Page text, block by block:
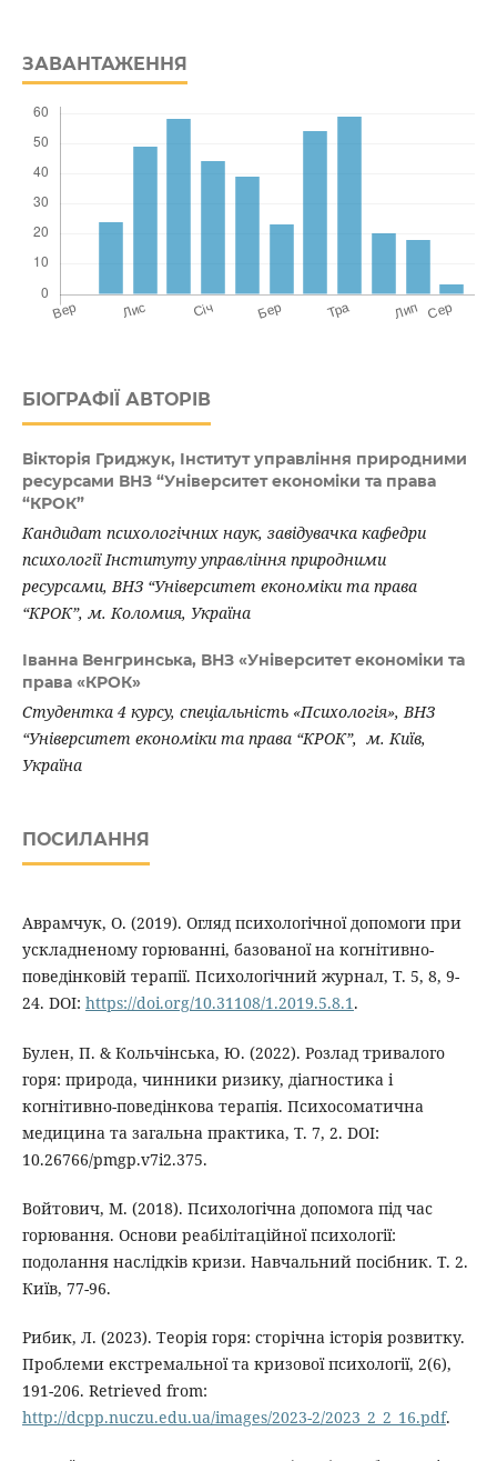
ЗАВАНТАЖЕННЯ
БІОГРАФІЇ АВТОРІВ
Вікторія Гриджук, Інститут управління природними
ресурсами ВНЗ “Університет економіки та права
“КРОК”
Кандидат психологічних наук, завідувачка кафедри
психології Інституту управління природними
ресурсами, ВНЗ “Університет економіки та права
“КРОК”, м. Коломия, Україна
Іванна Венгринська, ВНЗ «Університет економіки та
права «КРОК»
Студентка 4 курсу, спеціальність «Психологія»,ВНЗ
“Університет економіки та права “КРОК”, м. Київ,
Україна
ПОСИЛАННЯ
Аврамчук, О. (2019). Огляд психологічної допомоги при
ускладненому горюванні, базованої на когнітивно-
поведінковій терапії. Психологічний журнал, Т. 5, 8, 9-
24. DOI: https://doi.org/10.31108/1.2019.5.8.1.
Булен, П. & Кольчінська, Ю. (2022). Розлад тривалого
горя: природа, чинники ризику, діагностика і
когнітивно-поведінкова терапія. Психосоматична
медицина та загальна практика, Т. 7, 2. DOI:
10.26766/pmgp.v7i2.375.
Войтович, М. (2018). Психологічна допомога під час
горювання. Основи реабілітаційної психології:
подолання наслідків кризи. Навчальний посібник. Т. 2.
Київ, 77-96.
Рибик, Л. (2023). Теорія горя: сторічна історія розвитку.
Проблеми екстремальної та кризової психології, 2(6),
191-206. Retrieved from:
http://dcpp.nuczu.edu.ua/images/2023-2/2023_2_2_16.pdf.